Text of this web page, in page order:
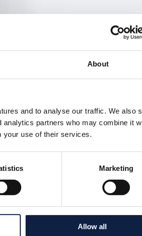
About
and to analyse our traffic. We also
partners who may combine it
your use of their services.
Marketing
Allow all